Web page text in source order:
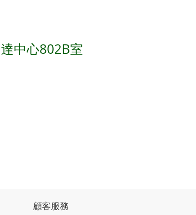
中心802B室
顧客服務